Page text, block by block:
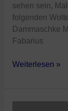
sehen sein,
folgenden
Dammaschke
Fabarius
Weiterlesen »